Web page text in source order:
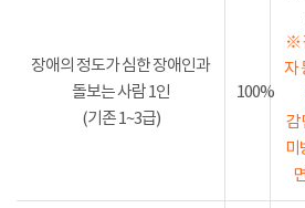
※
자
감
미
장애의 정도가 심한 장애인과
돌보는 사람 1인
(기존 1~3급)
100%